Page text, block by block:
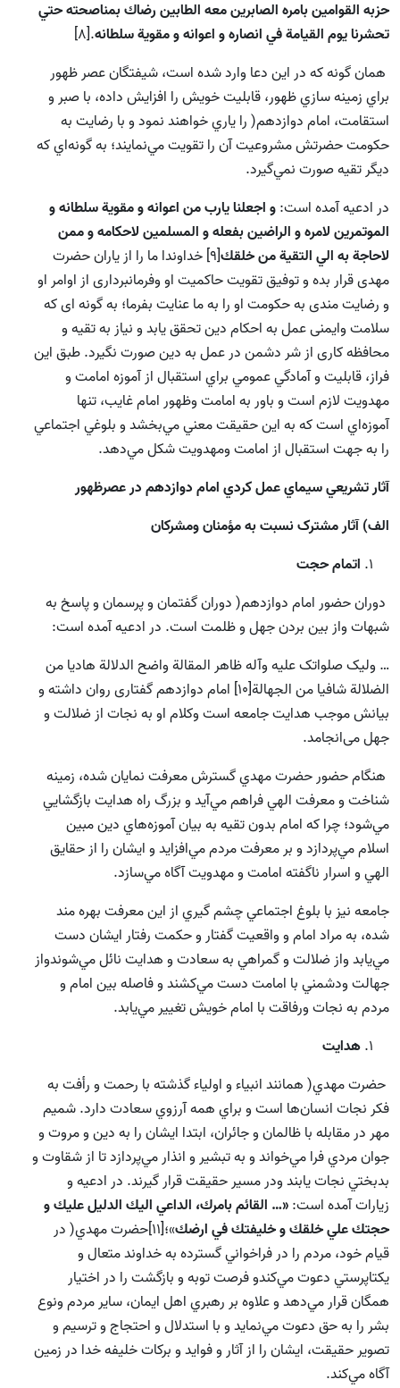
حزبه القوامين بامره الصابرين معه الطابين رضاك بمناصحته حتي
تحشرنا يوم القيامة في انصاره و اعوانه و مقوية سلطانه.[8]
همان گونه كه در اين دعا وارد شده است، شيفتگان عصر ظهور
براي زمينه سازي ظهور، قابليت خويش را افزايش داده، با صبر و
استقامت، امام دوازدهم( را ياري خواهند نمود و با رضايت به
حكومت حضرتش مشروعيت آن را تقويت مي‌نمايند؛ به گونه‌اي كه
ديگر تقيه صورت نمي‌گيرد.
در ادعيه آمده است:و اجعلنا يارب من اعوانه و مقوية سلطانه و
الموتمرين لامره و الراضين بفعله و المسلمين لاحكامه و ممن
لاحاجة به الي التقية من خلقك [9] خداوندا ما را از یاران حضرت
مهدی قرار بده و توفیق تقویت حاکمیت او وفرمانبرداری از اوامر او
و رضایت مندی به حکومت او را به ما عنایت بفرما؛ به گونه ای که
سلامت وایمنی عمل به احکام دین تحقق یابد و نیاز به تقیه و
محافظه کاری از شر دشمن در عمل به دین صورت نگیرد. طبق اين
فراز، قابليت و آمادگي عمومي براي استقبال از آموزه امامت و
مهدويت لازم است و باور به امامت وظهور امام غايب، تنها
آموزه‌اي است که به اين حقيقت معني مي‌بخشد و بلوغي اجتماعي
را به جهت استقبال از امامت ومهدويت شکل مي‌دهد.
آثار تشريعي سيماي عمل کردي امام دوازدهم در عصرظهور
الف) آثار مشترک نسبت به مؤمنان ومشرکان
اتمام حجت
دوران حضور امام دوازدهم( دوران گفتمان و پرسمان و پاسخ به
شبهات واز بين بردن جهل و ظلمت است. در ادعيه آمده است:
… وليک صلواتک عليه وآله ظاهر المقالة واضح الدلالة هاديا من
الضلالة شافيا من الجهالة[10] امام دوازدهم گفتاری روان داشته و
بیانش موجب هدایت جامعه است وکلام او به نجات از ضلالت و
جهل می‌انجامد.
هنگام حضور حضرت مهدي گسترش معرفت نمايان شده، زمينه
شناخت و معرفت الهي فراهم مي‌آيد و بزرگ راه هدايت بازگشايي
مي‌شود؛ چرا که امام بدون تقيه به بيان آموزه‌هاي دين مبين
اسلام مي‌پردازد و بر معرفت مردم مي‌افزايد و ايشان را از حقايق
الهي و اسرار ناگفته امامت و مهدويت آگاه مي‌سازد.
جامعه نيز با بلوغ اجتماعي چشم گيري از اين معرفت بهره مند
شده، به مراد امام و واقعيت گفتار و حکمت رفتار ايشان دست
مي‌يابد واز ضلالت و گمراهي به سعادت و هدايت نائل مي‌شوندواز
جهالت ودشمني با امامت دست مي‌کشند و فاصله بين امام و
مردم به نجات ورفاقت با امام خويش تغيير مي‌يابد.
هدايت
حضرت مهدي( همانند انبياء و اولياء گذشته با رحمت و رأفت به
فكر نجات انسان‌ها است و براي همه آرزوي سعادت دارد. شميم
مهر در مقابله با ظالمان و جائران، ابتدا ايشان را به دين و مروت و
جوان مردي فرا مي‌خواند و به تبشير و انذار مي‌‌پردازد تا از شقاوت و
بدبختي نجات يابند ودر مسير حقيقت قرار گيرند. در ادعيه و
زيارات آمده است:«… القائم بامرك، الداعي اليك الدليل عليك و
حجتك علي خلقك و خليفتك في ارضك
»؛[11]حضرت مهدي( در
قيام خود، مردم را در فراخواني گسترده به خداوند متعال و
يكتاپرستي دعوت مي‌كندو فرصت توبه و بازگشت را در اختيار
همگان قرار مي‌دهد و علاوه بر رهبري اهل ايمان، ساير مردم ونوع
بشر را به حق دعوت مي‌نمايد و با استدلال و احتجاج و ترسيم و
تصوير حقيقت، ايشان را از آثار و فوايد و برکات خليفه خدا در زمين
آگاه مي‌کند.